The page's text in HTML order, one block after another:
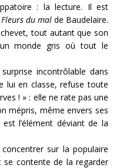
: la lecture. Il est
Fleurs du malde Baudelaire.
tout autant que son
monde gris où tout le
incontrôlable dans
lui en classe, refuse toute
! » : elle ne rate pas une
mépris, même envers ses
l’élément déviant de la
sur la populaire
contente de la regarder